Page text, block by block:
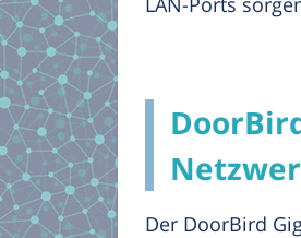
Der DoorBird